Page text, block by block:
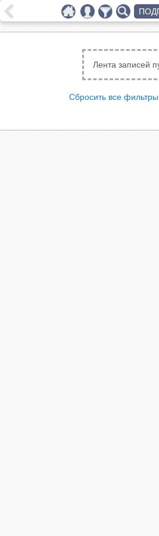
Лента записей
Сбросить все